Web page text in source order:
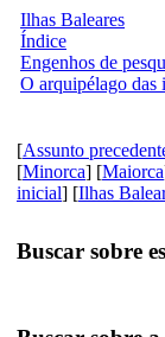
Ilhas Baleares
Índice
Engenhos de
O arquipélago das
[Assunto
[Minorca] [Maiorca
inicial] [Ilhas
Buscar sobre